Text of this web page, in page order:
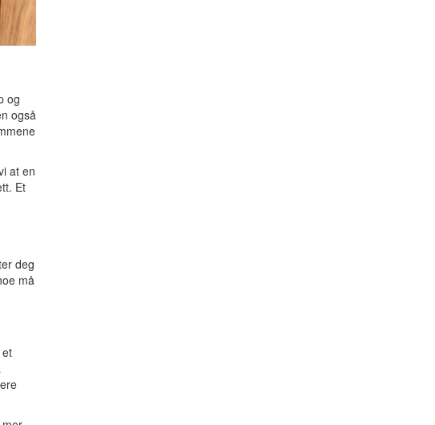
og
også
at en
Et
deg
må